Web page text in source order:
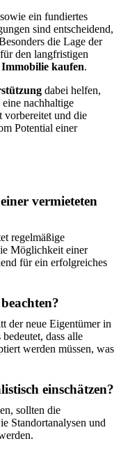
ein fundiertes
sind entscheidend,
die Lage der
den langfristigen
kaufen.
dabei helfen,
nachhaltige
vorbereitet und die
Potential einer
vermieteten
regelmäßige
Möglichkeit einer
für ein erfolgreiches
der neue Eigentümer in
dass alle
werden müssen, was
einschätzen?
sollten die
Standortanalysen und